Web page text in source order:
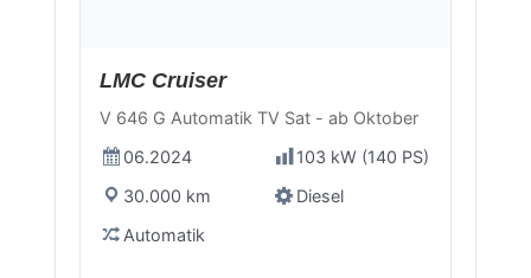
LMC Cruiser
V 646 G Automatik TV Sat - ab Oktober
06.2024
103 kW (140 PS)
30.000 km
Diesel
Automatik